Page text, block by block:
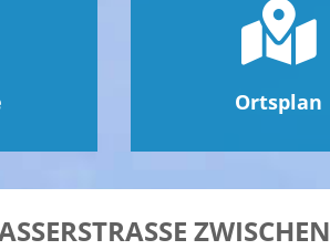
Ortsplan
ZWISCHEN S